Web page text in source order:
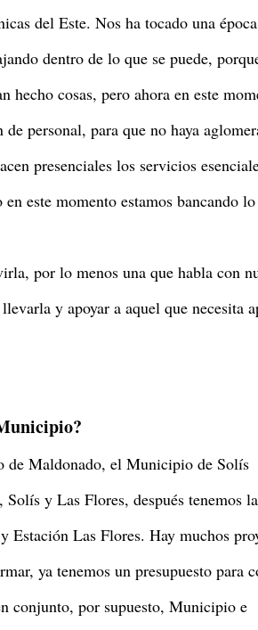
del Este. Nos ha tocado una
dentro de lo que se puede,
hecho cosas, pero ahora en este
personal, para que no haya
presenciales los servicios
este momento estamos bancando
por lo menos una que habla con
y apoyar a aquel que necesita
de Maldonado, el Municipio de Solís
y Las Flores, después tenemos
Las Flores. Hay muchos
ya tenemos un presupuesto para
conjunto, por supuesto, Municipio e